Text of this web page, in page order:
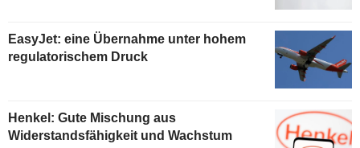
EasyJet: eine Übernahme unter hohem
regulatorischem Druck
Henkel: Gute Mischung aus
Widerstandsfähigkeit und Wachstum